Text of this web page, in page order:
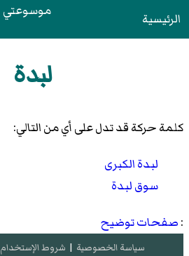
الرئيسية موسوعتي
لبدة
كلمة حركة قد تدل على أي من التالي:
لبدة الكبرى
سوق لبدة
:صفحات توضيح
سياسة الخصوصية | شروط الإستخدام